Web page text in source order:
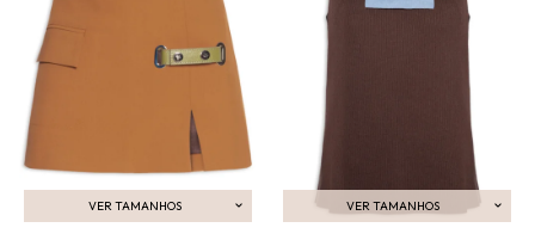
VER TAMANHOS
ADICIONAR AO CARRINHO
VER TAMANHOS
ADICIONAR AO CARRINHO